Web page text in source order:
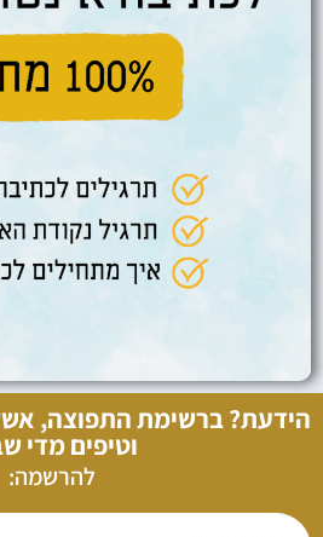
הידעת? ברשימת התפוצה,
וטיפים מדי
להרשמה: